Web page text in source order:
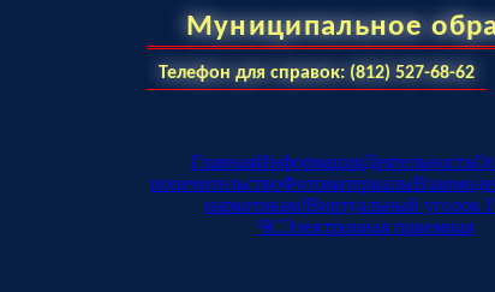
Муниципальное
Телефон для справок: (812) 527-68-62
ГлавнаяИнформацияДеятельность
попечительствоФотоматериалы
наркотикам!Виртуальный уголок
ЧСЭлектронная приемная